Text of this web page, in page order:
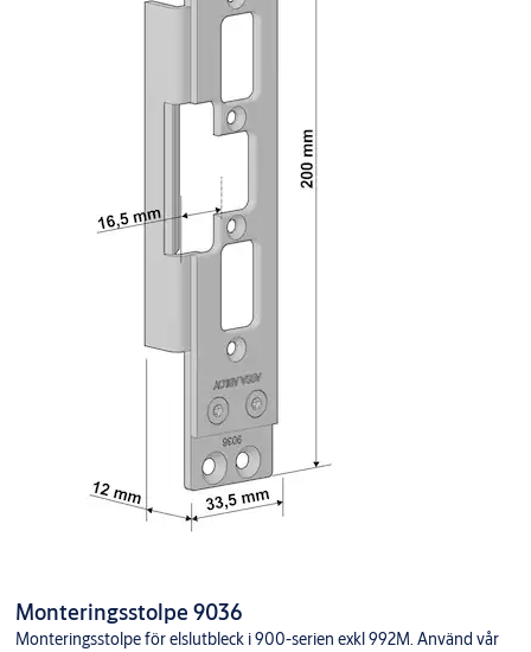
Monteringsstolpe 9036
Monteringsstolpe för elslutbleck i 900-serien exkl 992M. Använd vår